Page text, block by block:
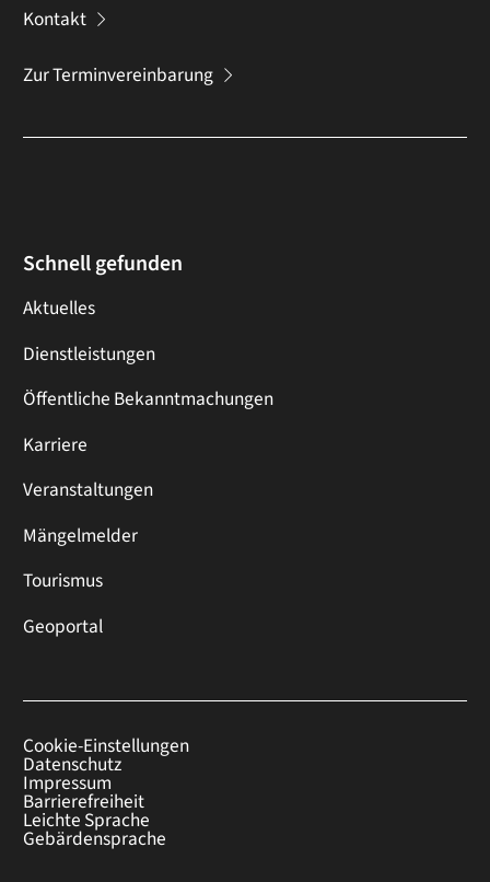
Kontakt
Zur Terminvereinbarung
Schnell gefunden
Aktuelles
Dienstleistungen
Öffentliche Bekanntmachungen
Karriere
Veranstaltungen
Mängelmelder
Tourismus
Geoportal
Cookie-Einstellungen
Datenschutz
Impressum
Barrierefreiheit
Leichte Sprache
Gebärdensprache